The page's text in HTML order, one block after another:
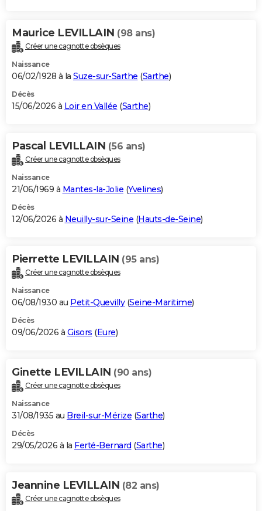
Maurice LEVILLAIN (98 ans)
Créer une cagnotte obsèques
Naissance
06/02/1928 à la Suze-sur-Sarthe (Sarthe)
Décès
15/06/2026 à Loir en Vallée (Sarthe)
Pascal LEVILLAIN (56 ans)
Créer une cagnotte obsèques
Naissance
21/06/1969 à Mantes-la-Jolie (Yvelines)
Décès
12/06/2026 à Neuilly-sur-Seine (Hauts-de-Seine)
Pierrette LEVILLAIN (95 ans)
Créer une cagnotte obsèques
Naissance
06/08/1930 au Petit-Quevilly(Seine-Maritime)
Décès
09/06/2026 à Gisors (Eure)
Ginette LEVILLAIN (90 ans)
Créer une cagnotte obsèques
Naissance
31/08/1935 au Breil-sur-Mérize (Sarthe)
Décès
29/05/2026 à la Ferté-Bernard (Sarthe)
Jeannine LEVILLAIN (82 ans)
Créer une cagnotte obsèques